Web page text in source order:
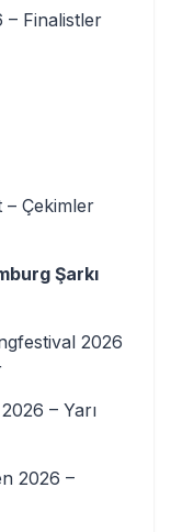
– Finalistler
– Çekimler
Şarkı
2026
– Yarı
2026 –